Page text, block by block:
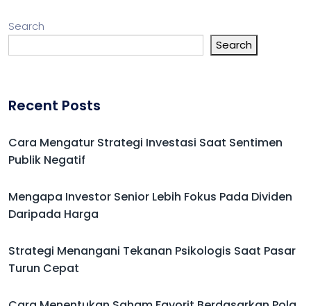
Search
Search
Recent Posts
Cara Mengatur Strategi Investasi Saat Sentimen
Publik Negatif
Mengapa Investor Senior Lebih Fokus Pada Dividen
Daripada Harga
Strategi Menangani Tekanan Psikologis Saat Pasar
Turun Cepat